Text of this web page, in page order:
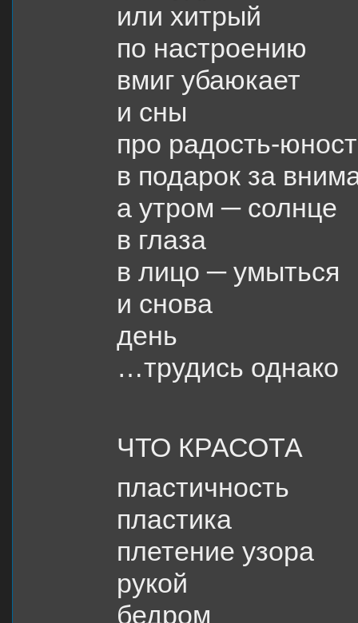
или хитрый
по настроению
вмиг убаюкает
и сны
про радость-
в подарок за
а утром ─ солнце
в глаза
в лицо ─ умыться
и снова
день
…трудись однако
ЧТО КРАСОТА
пластичность
пластика
плетение узора
рукой
бедром